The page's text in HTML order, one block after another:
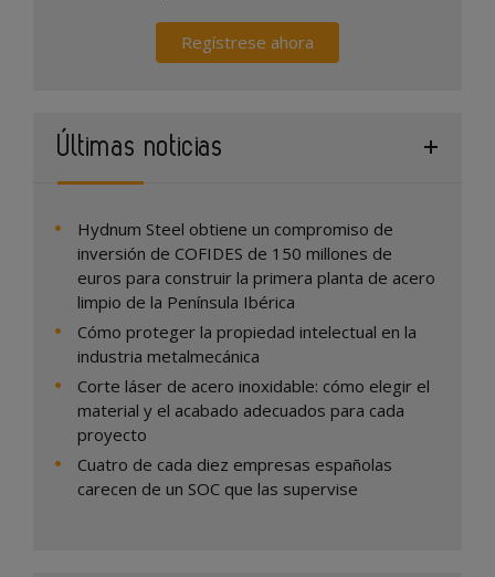
Regístrese ahora
Últimas noticias
Hydnum Steel obtiene un compromiso de
inversión de COFIDES de 150 millones de
euros para construir la primera planta de acero
limpio de la Península Ibérica
Cómo proteger la propiedad intelectual en la
industria metalmecánica
Corte láser de acero inoxidable: cómo elegir el
material y el acabado adecuados para cada
proyecto
Cuatro de cada diez empresas españolas
carecen de un SOC que las supervise